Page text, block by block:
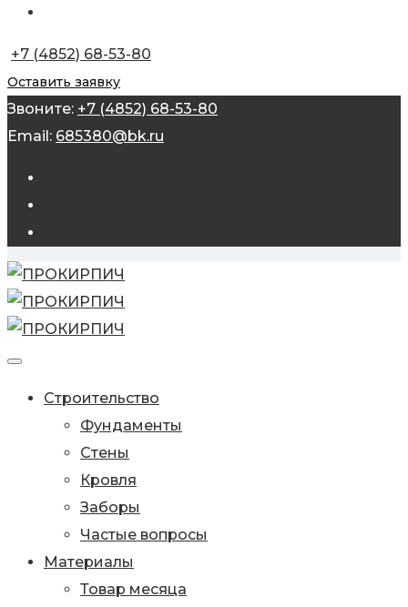
+7 (4852) 68-53-80
Оставить заявку
Звоните: +7 (4852) 68-53-80
Email: 685380@bk.ru
Строительство
Фундаменты
Стены
Кровля
Заборы
Частые вопросы
Материалы
Товар месяца